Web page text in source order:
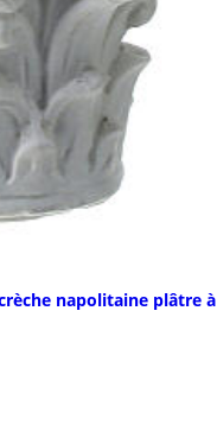
napolitaine plâtre à